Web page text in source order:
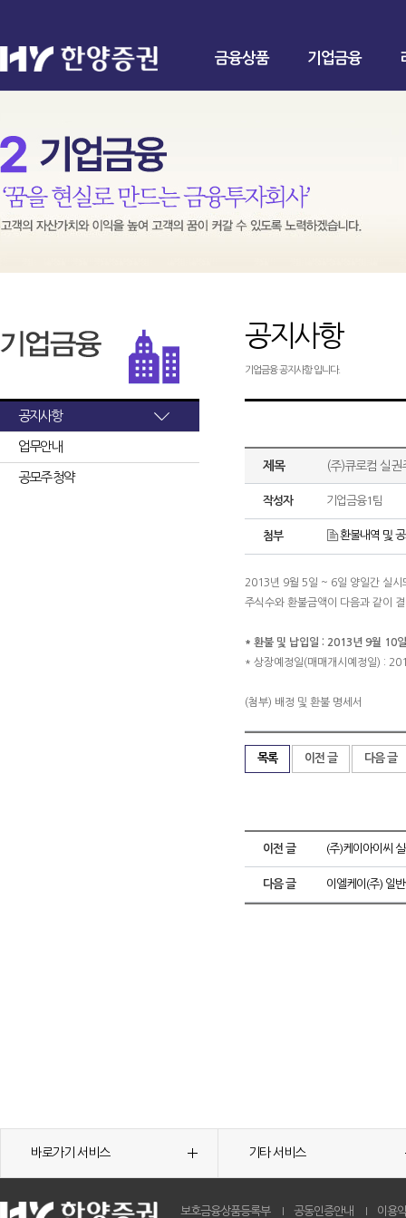
금융상품 기업금융
공지사항
업무안내
공모주 청약
공지사항
기업금융 공지사항 입니다.
제목 (주)큐로컴 실권
작성자 기업금융1팀
첨부 환불내역 및
2013년 9월 5일 ~ 6일 양일간 실시
주식수와 환불금액이 다음과 같이
* 환불 및 납입일 : 2013년 9월 10
* 상장예정일(매매개시예정일) :
(첨부) 배정 및 환불 명세서
목록 이전 글 다음 글
이전 글 (주)케이아이씨
다음 글 이엘케이(주) 일
바로가기 서비스 기타 서비스
보호금융상품등록부 공동인증안내 이용